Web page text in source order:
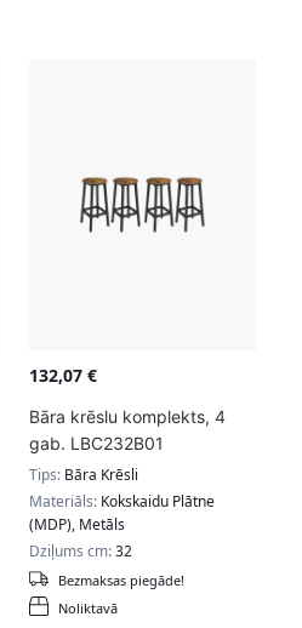
132,07€
Bāra krēslu komplekts, 4
gab. LBC232B01
Tips: Bāra Krēsli
Materiāls: Kokskaidu Plātne
(MDP), Metāls
Dziļums cm:32
Noliktavā
Bezmaksas piegāde!